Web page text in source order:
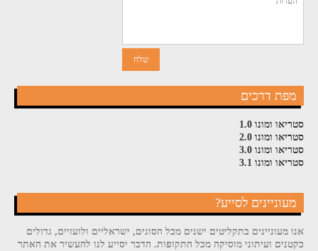
מפת דרכים
סטריאו ומונו 1.0
סטריאו ומונו 2.0
סטריאו ומונו 3.0
סטריאו ומונו 3.1
מעוניינים לסייע?
אנו מעוניינים בתקליטים ישנים מכל הסוגים, ישראליים ולועזיים, גדולים
כקטנים ועיתוני מוסיקה מכל התקופות. הדבר יסייע לנו להעשיר את האתר